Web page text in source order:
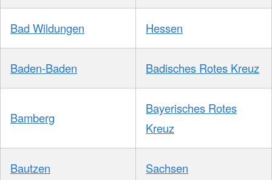
Bad Wildungen Hessen
Baden-Baden Badisches Rotes Kreuz
Bamberg
Bayerisches Rotes
Kreuz
Bautzen Sachsen